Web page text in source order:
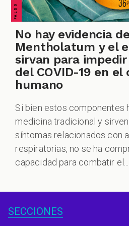
No hay evidencia
Mentholatum y el
sirvan para
del COVID-19 en el
humano
Si bien estos componentes
medicina tradicional y
síntomas relacionados con
respiratorias, no se ha
capacidad para combatir el...
SECCIONES